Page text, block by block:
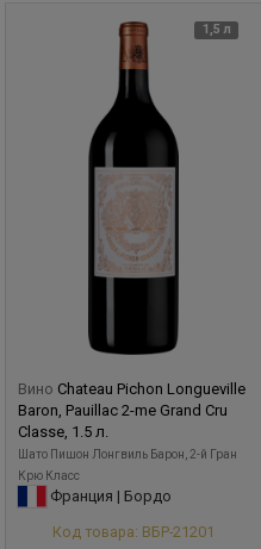
1,5 л
Вино Chateau Pichon Longueville
Baron, Pauillac 2-me Grand Cru
Classe, 1.5 л.
Шато Пишон Лонгвиль Барон, 2-й Гран
Крю Класс
Франция | Бордо
Код товара: ВБР-21201